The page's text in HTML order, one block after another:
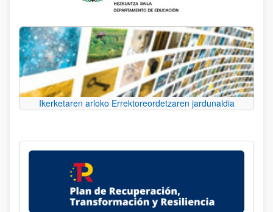
Ikerketaren arloko Errektoreordetzaren jardunaldia